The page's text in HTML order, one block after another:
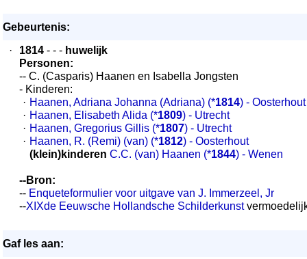
Gebeurtenis:
·
1814 - - - huwelijk
Personen:
-- C. (Casparis) Haanen en Isabella Jongsten
- Kinderen:
· Haanen, Adriana Johanna (Adriana) (*1814) - Oosterhout
· Haanen, Elisabeth Alida (*1809) - Utrecht
· Haanen, Gregorius Gillis (*1807) - Utrecht
· Haanen, R. (Remi) (van) (*1812) - Oosterhout
(klein)kinderen C.C. (van) Haanen (*1844) - Wenen
--Bron:
-- Enqueteformulier voor uitgave van J. Immerzeel, Jr
--XIXde Eeuwsche Hollandsche Schilderkunst
Gaf les aan: